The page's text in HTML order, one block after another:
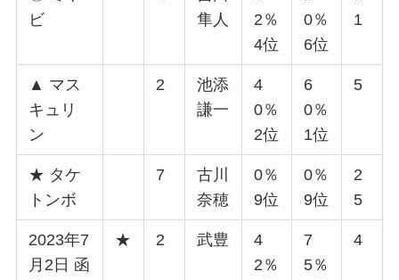
ビ
隼人
2％
4位
0％
6位
1
▲ マス
キュリ
ン
2
池添
謙一
4
0％
2位
6
0％
1位
5
★ タケ
トンボ
7
古川
奈穂
0％
9位
0％
9位
2
5
2023年7
月2日 函
★ 2 武豊
4
2％
7
5％
4